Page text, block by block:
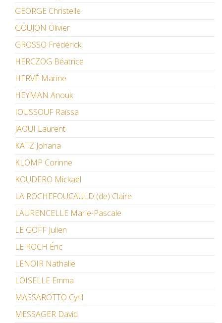
GEORGE Christelle
GOUJON Olivier
GROSSO Frédérick
HERCZOG Béatrice
HERVÉ Marine
HEYMAN Anouk
IOUSSOUF Raïssa
JAOUI Laurent
KATZ Johana
KLOMP Corinne
KOUDERO Mickaël
LA ROCHEFOUCAULD (de) Claire
LAURENCELLE Marie-Pascale
LE GOFF Julien
LE ROCH Éric
LENOIR Nathalie
LOISELLE Emma
MASSAROTTO Cyril
MESSAGER David